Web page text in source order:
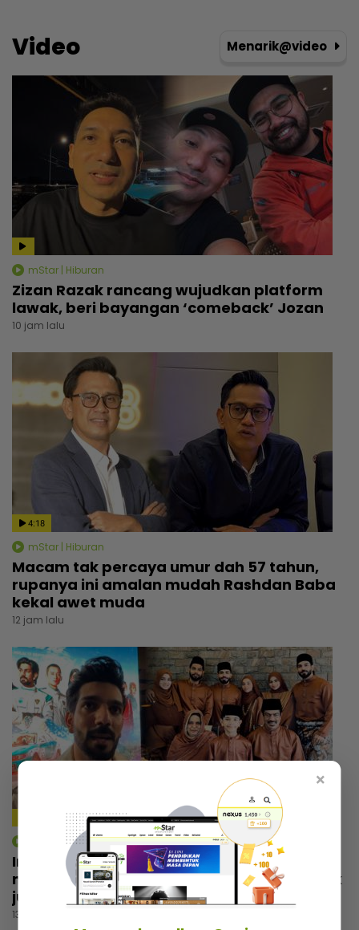
Video Menarik@video
mStar | Hiburan
Zizan Razak rancang wujudkan platform
lawak, beri bayangan ‘comeback’ Jozan
10 jam lalu
4:18
mStar | Hiburan
Macam tak percaya umur dah 57 tahun,
rupanya ini amalan mudah Rashdan Baba
kekal awet muda
12 jam lalu
mStar | Hiburan
Irfan Zaini sibuk penggambaran di India,
mak sampai nak buat ‘appointment’ untuk
jumpa
13 jam lalu
×